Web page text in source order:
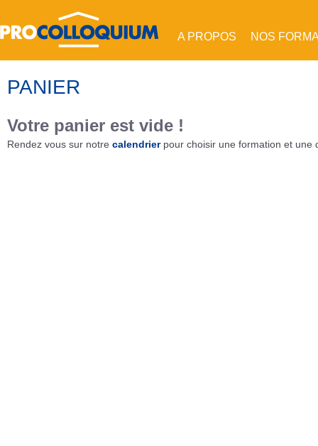
A PROPOS NOS
PANIER
Votre panier est vide !
Rendez vous sur notre calendrierpour choisir une formation et une